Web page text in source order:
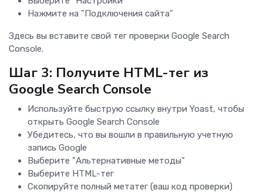
Нажмите на "Подключения сайта"
Здесь вы вставите свой тег проверки Google Search
Console.
Шаг 3: Получите HTML-тег из
Google Search Console
Используйте быструю ссылку внутри Yoast, чтобы
открыть Google Search Console
Убедитесь, что вы вошли в правильную учетную
запись Google
Выберите "Альтернативные методы"
Выберите HTML-тег
Скопируйте полный метатег (ваш код проверки)